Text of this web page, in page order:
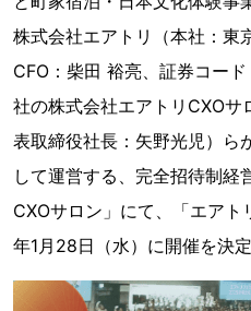
株式会社エアトリ（本社：東
CFO：柴田 裕亮、証券コー
社の株式会社エアトリCXO
表取締役社長：矢野光児）ら
して運営する、完全招待制経
CXOサロン」にて、「エア
年1月28日（水）に開催を決定